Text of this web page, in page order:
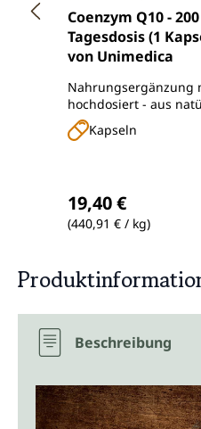
Durchschnittliche
Coenzym Q10 -
Tagesdosis (1
von Unimedica
Nahrungsergänzung
Kapseln
19,40 €
(440,91 € / kg)
Beschreibung